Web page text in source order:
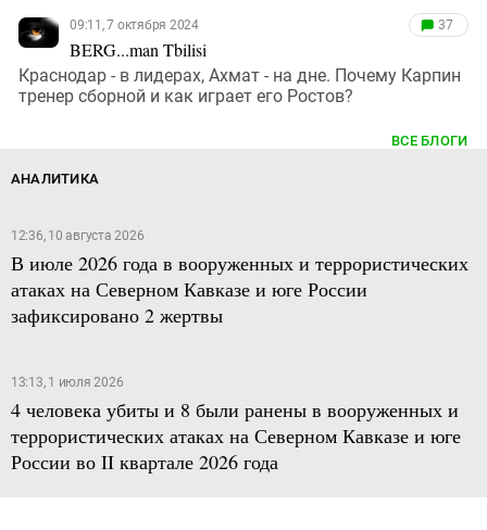
09:11, 7 октября 2024
BERG...man Tbilisi
37
Краснодар - в лидерах, Ахмат - на дне. Почему Карпин
тренер сборной и как играет его Ростов?
ВСЕ БЛОГИ
АНАЛИТИКА
12:36, 10 августа 2026
В июле 2026 года в вооруженных и террористических
атаках на Северном Кавказе и юге России
зафиксировано 2 жертвы
13:13, 1 июля 2026
4 человека убиты и 8 были ранены в вооруженных и
террористических атаках на Северном Кавказе и юге
России во II квартале 2026 года